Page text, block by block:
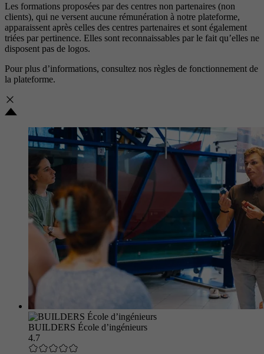
Les formations proposées par des centres non partenaires (non
clients), qui ne versent aucune rémunération à notre plateforme,
apparaissent après celles des centres partenaires et sont également
triées par pertinence. Elles sont reconnaissables par le fait qu’elles ne
disposent pas de logos.
Pour plus d’informations, consultez nos règles de fonctionnement de
la plateforme.
BUILDERS École d’ingénieurs
4.7